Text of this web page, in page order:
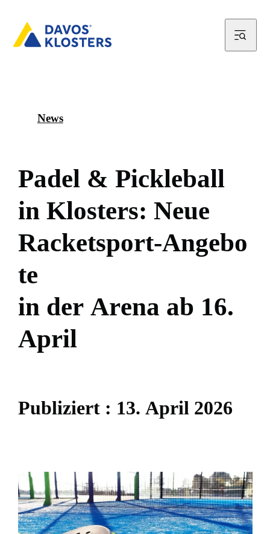
News
Padel & Pickleball
in Klosters: Neue
Racketsport-Angebo
te
in der Arena ab 16.
April
Publiziert : 13. April 2026